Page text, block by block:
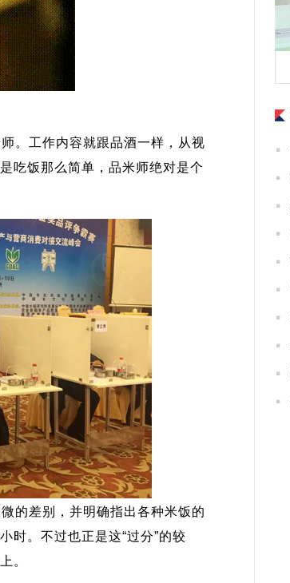
工作内容就跟品酒一样，从视
吃饭那么简单，品米师绝对是个
的差别，并明确指出各种米饭的
时。不过也正是这“过分”的较
。
·
·
·
·
·
·
·
·
·
·